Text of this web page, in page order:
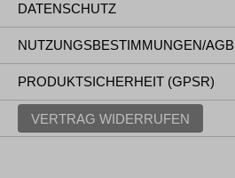
DATENSCHUTZ
NUTZUNGSBESTIMMUNGEN/AGB
PRODUKTSICHERHEIT (GPSR)
VERTRAG WIDERRUFEN